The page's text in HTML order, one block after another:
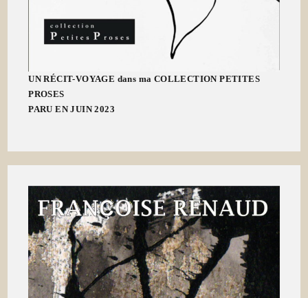
UN RÉCIT-VOYAGE dans ma COLLECTION PETITES
PROSES
PARU EN JUIN 2023